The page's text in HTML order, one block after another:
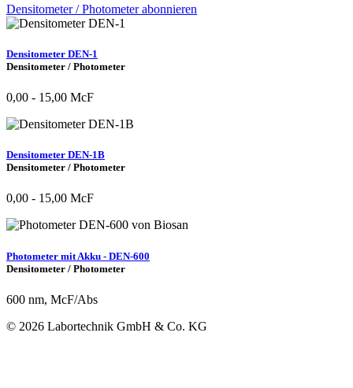
Densitometer / Photometer abonnieren
Densitometer DEN-1
Densitometer / Photometer
0,00 - 15,00 McF
Densitometer DEN-1B
Densitometer / Photometer
0,00 - 15,00 McF
Photometer mit Akku - DEN-600
Densitometer / Photometer
600 nm, McF/Abs
© 2026 Labortechnik GmbH & Co. KG